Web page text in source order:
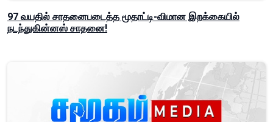
97 வயதில் சாதனைபடைத்த மூதாட்டி-விமான இறக்கையில்
நடந்துகின்னஸ் சாதனை!